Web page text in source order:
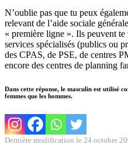
N’oublie pas que tu peux
relevant de l’aide sociale
« première ligne ». Ils peuvent
services spécialisés (publics ou
des CPAS, de PSE, de centres
encore des centres de planning
Dans cette réponse, le masculin est utilisé
femmes que les hommes.
Dernière modification le 24 octobre